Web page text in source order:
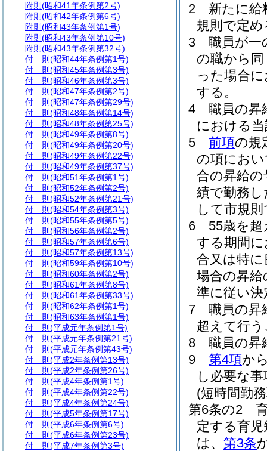
2
新たに給
規則で定
3
職員が一
の職から
った場合
する。
4
職員の昇
における
5
前項の規
の項にお
合の昇給
績で勤務
して市規
6
55歳を
する期間
合又は特
場合の昇
準に従い
7
職員の昇
超えて行
8
職員の昇
9
第4項か
し必要な
(短時間勤
第6条の2
定する育
は、 第3条
附則 (昭和41年条例第2号)
附則 (昭和42年条例第6号)
附則 (昭和43年条例第1号)
附則 (昭和43年条例第10号)
附則 (昭和43年条例第32号)
付 則 (昭和44年条例第1号)
付 則 (昭和45年条例第3号)
付 則 (昭和46年条例第3号)
付 則 (昭和47年条例第2号)
付 則 (昭和47年条例第29号)
付 則 (昭和48年条例第14号)
付 則 (昭和48年条例第25号)
付 則 (昭和49年条例第8号)
付 則 (昭和49年条例第20号)
付 則 (昭和49年条例第22号)
付 則 (昭和49年条例第37号)
付 則 (昭和51年条例第1号)
付 則 (昭和52年条例第2号)
付 則 (昭和52年条例第21号)
付 則 (昭和54年条例第3号)
付 則 (昭和55年条例第5号)
付 則 (昭和56年条例第2号)
付 則 (昭和57年条例第6号)
付 則 (昭和57年条例第13号)
付 則 (昭和59年条例第10号)
付 則 (昭和60年条例第2号)
付 則 (昭和61年条例第8号)
付 則 (昭和61年条例第33号)
付 則 (昭和62年条例第1号)
付 則 (昭和63年条例第1号)
付 則 (平成元年条例第1号)
付 則 (平成元年条例第21号)
付 則 (平成元年条例第43号)
付 則 (平成2年条例第13号)
付 則 (平成2年条例第26号)
付 則 (平成4年条例第1号)
付 則 (平成4年条例第22号)
付 則 (平成4年条例第24号)
付 則 (平成5年条例第17号)
付 則 (平成6年条例第6号)
付 則 (平成6年条例第23号)
付 則 (平成7年条例第3号)